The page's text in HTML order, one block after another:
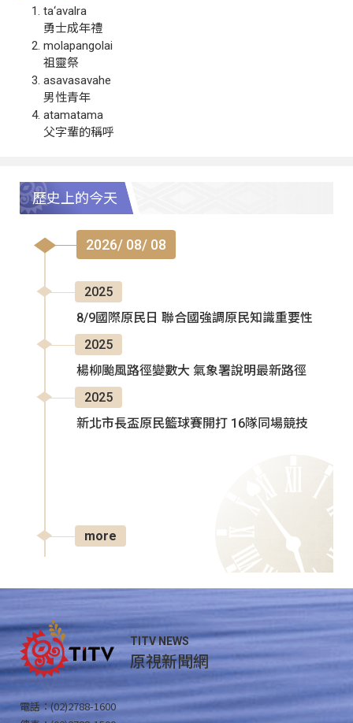
ta‘avalra
勇士成年禮
molapangolai
祖靈祭
asavasavahe
男性青年
atamatama
父字輩的稱呼
歷史上的今天
2026/ 08/ 08
2025
8/9國際原民日 聯合國強調原民知識重要性
2025
楊柳颱風路徑變數大 氣象署說明最新路徑
2025
新北市長盃原民籃球賽開打 16隊同場競技
more
TITV NEWS
原視新聞網
電話：(02)2788-1600